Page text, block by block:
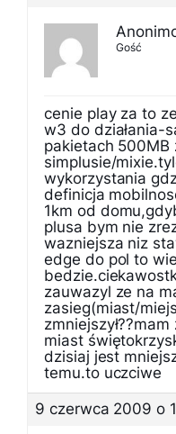
Gość
cenie play za to
w3 do działania-
pakietach 500MB
simplusie/
wykorzystania
definicja
1km od
plusa bym nie
wazniejsza niz
edge do pol to
zauwazyl ze na
zasieg(miast/
miast
dzisiaj jest
temu.to uczciwe
9 czerwca 2009 o